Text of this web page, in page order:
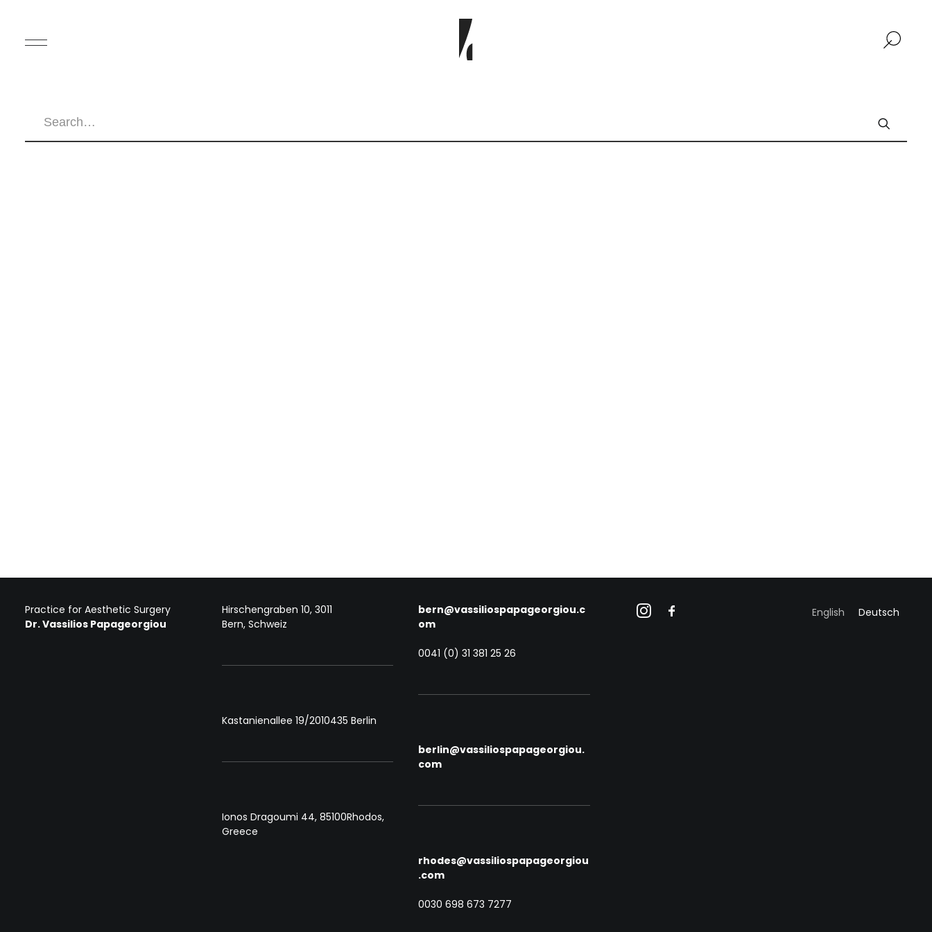
Practice for Aesthetic Surgery
Dr. Vassilios Papageorgiou
Hirschengraben 10, 3011
Bern, Schweiz
Kastanienallee 19/2010435 Berlin
Ionos Dragoumi 44, 85100Rhodos,
Greece
bern@vassiliospapageorgiou.c
om
0041 (0) 31 381 25 26
berlin@vassiliospapageorgiou.
com
rhodes@vassiliospapageorgiou
.com
0030 698 673 7277
English Deutsch